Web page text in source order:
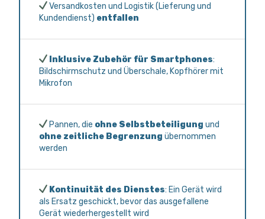
Versandkosten und Logistik (Lieferung und
Kundendienst) entfallen
Inklusive Zubehör für Smartphones:
Bildschirmschutz und Überschale, Kopfhörer mit
Mikrofon
Pannen, die ohne Selbstbeteiligung und
ohne zeitliche Begrenzung übernommen
werden
Kontinuität des Dienstes: Ein Gerät wird
als Ersatz geschickt, bevor das ausgefallene
Gerät wiederhergestellt wird